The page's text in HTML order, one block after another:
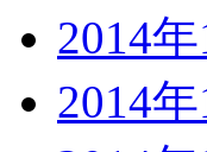
2014年
2014年